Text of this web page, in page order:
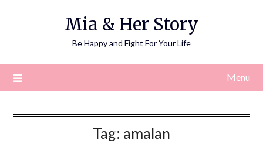
Mia & Her Story
Be Happy and Fight For Your Life
Menu
Tag: amalan